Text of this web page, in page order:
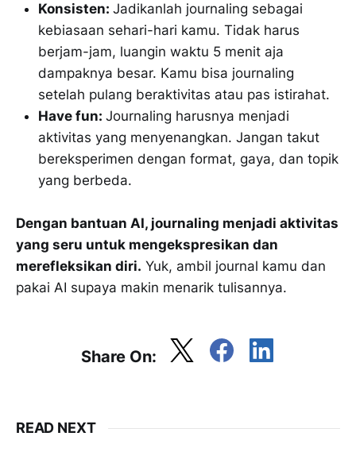
Konsisten: Jadikanlah journaling sebagai
kebiasaan sehari-hari kamu. Tidak harus
berjam-jam, luangin waktu 5 menit aja
dampaknya besar. Kamu bisa journaling
setelah pulang beraktivitas atau pas istirahat.
Have fun: Journaling harusnya menjadi
aktivitas yang menyenangkan. Jangan takut
bereksperimen dengan format, gaya, dan topik
yang berbeda.
Dengan bantuan AI, journaling menjadi aktivitas
yang seru untuk mengekspresikan dan
merefleksikan diri. Yuk, ambil journal kamu dan
pakai AI supaya makin menarik tulisannya.
Share On:
READ NEXT